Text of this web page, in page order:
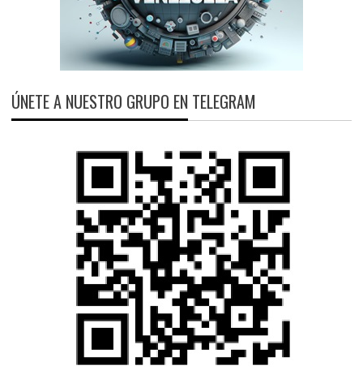
ÚNETE A NUESTRO GRUPO EN TELEGRAM